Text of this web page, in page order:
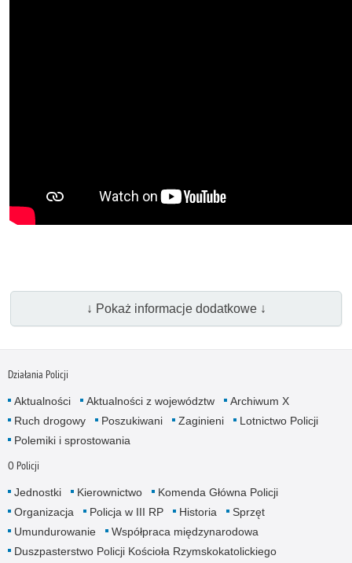
↓ Pokaż informacje dodatkowe ↓
Działania Policji
Aktualności Aktualności z województw
Archiwum X
Ruch drogowy
Poszukiwani Zaginieni
Lotnictwo Policji
Polemiki i sprostowania
O Policji
Jednostki Kierownictwo
Komenda Główna Policji
Organizacja
Policja w III RP Historia
Sprzęt
Umundurowanie
Współpraca międzynarodowa
Duszpasterstwo Policji Kościoła Rzymskokatolickiego